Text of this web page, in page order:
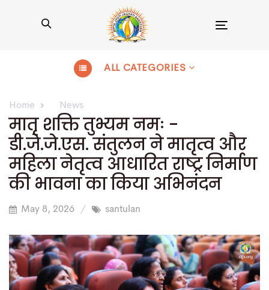
ALL CATEGORIES
Home News
मातृ शक्ति तुभ्यम नमः -
डी.जे.जे.एस. संतुलन ने मातृत्व और
महिला नेतृत्व आधारित राष्ट्र निर्माण
की भावना का किया अभिनंदन
May 8, 2026 santulan